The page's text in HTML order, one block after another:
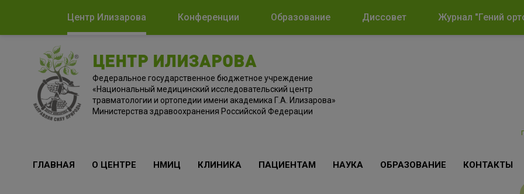
Центр Илизарова Конференции Образование Диссовет Журнал "Гений
ЦЕНТР ИЛИЗАРОВА
Федеральное государственное бюджетное учреждение
«Национальный медицинский исследовательский центр
травматологии и ортопедии имени академика Г.А. Илизарова»
Министерства здравоохранения Российской Федерации
ГЛАВНАЯ О ЦЕНТРЕ НМИЦ КЛИНИКА ПАЦИЕНТАМ НАУКА ОБРАЗОВАНИЕ КОНТАКТЫ